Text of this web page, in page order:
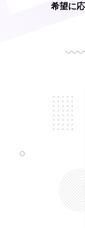
希望に